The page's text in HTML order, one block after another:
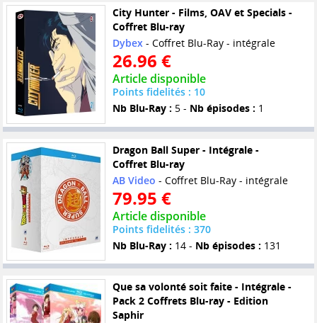
City Hunter - Films, OAV et Specials -
Coffret Blu-ray
Dybex- Coffret Blu-Ray - intégrale
26.96 €
Article disponible
Points fidelités : 10
Nb Blu-Ray : 5 - Nb épisodes : 1
Dragon Ball Super - Intégrale -
Coffret Blu-ray
AB Video - Coffret Blu-Ray - intégrale
79.95 €
Article disponible
Points fidelités : 370
Nb Blu-Ray : 14 - Nb épisodes : 131
Que sa volonté soit faite - Intégrale -
Pack 2 Coffrets Blu-ray - Edition
Saphir